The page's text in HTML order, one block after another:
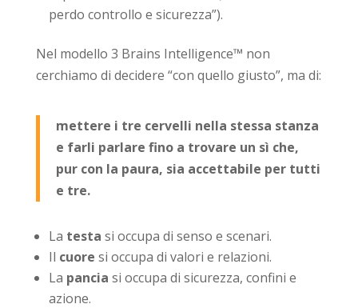
perdo controllo e sicurezza”).
Nel modello 3 Brains Intelligence™ non
cerchiamo di decidere “con quello giusto”, ma di:
mettere i tre cervelli nella stessa stanza
e farli parlare fino a trovare un sì che,
pur con la paura, sia accettabile per tutti
e tre.
La testa si occupa di senso e scenari.
Il cuore si occupa di valori e relazioni.
La pancia si occupa di sicurezza, confini e
azione.